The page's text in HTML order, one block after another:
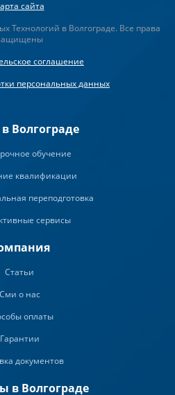
сайта
Технологий в Волгограде. Все права
соглашение
персональных данных
Волгограде
обучение
квалификации
переподготовка
сервисы
Статьи
Сми о нас
оплаты
Гарантии
документов
в Волгограде